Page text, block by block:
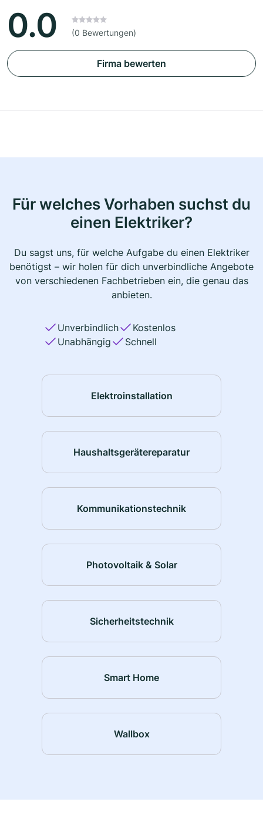
0.0 (0 Bewertungen)
Firma bewerten
Für welches Vorhaben suchst du
einen Elektriker?
Du sagst uns, für welche Aufgabe du einen Elektriker
benötigst – wir holen für dich unverbindliche Angebote
von verschiedenen Fachbetrieben ein, die genau das
anbieten.
Unverbindlich
Kostenlos
Unabhängig
Schnell
Elektroinstallation
Haushaltsgerätereparatur
Kommunikationstechnik
Photovoltaik & Solar
Sicherheitstechnik
Smart Home
Wallbox